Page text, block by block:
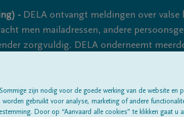
- DELA ontvangt meldingen over valse
men mailadressen, andere
zorgvuldig. DELA onderneemt
te sluiten, dus blijf waakzaam.
Alle rouwberichten Over ons
zijn nodig voor de goede werking van de website en
gebruikt voor analyse, marketing of andere
Door op “Aanvaard alle cookies” te klikken gaat u